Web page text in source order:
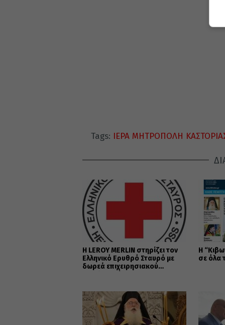
Tags: ΙΕΡΑ ΜΗΤΡΟΠΟΛΗ
Η LEROY MERLIN στηρίζει τον
Ελληνικό Ερυθρό Σταυρό με
δωρεά επιχειρησιακού
καταστροφικών πυρκαγιών
Η
σε όλα